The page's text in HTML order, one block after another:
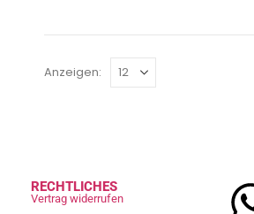
Anzeigen:
RECHTLICHES
Vertrag widerrufen